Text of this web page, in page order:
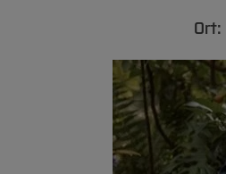
Ort: